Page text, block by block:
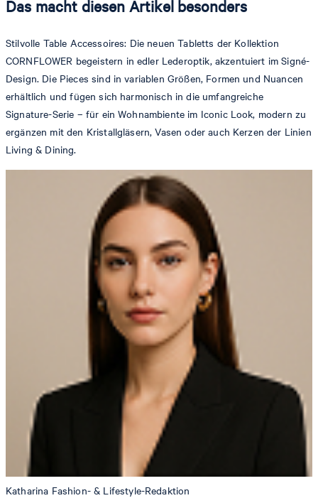
Das macht diesen Artikel besonders
Stilvolle Table Accessoires: Die neuen Tabletts der Kollektion
CORNFLOWER begeistern in edler Lederoptik, akzentuiert im Signé-
Design. Die Pieces sind in variablen Größen, Formen und Nuancen
erhältlich und fügen sich harmonisch in die umfangreiche
Signature-Serie – für ein Wohnambiente im Iconic Look, modern zu
ergänzen mit den Kristallgläsern, Vasen oder auch Kerzen der Linien
Living & Dining.
Katharina Fashion- & Lifestyle-Redaktion